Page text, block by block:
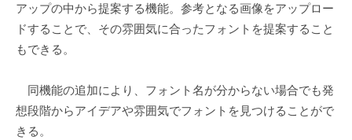
アップの中から提案する機能。参考となる画像をアップロー
ドすることで、その雰囲気に合ったフォントを提案すること
もできる。
同機能の追加により、フォント名が分からない場合でも発
想段階からアイデアや雰囲気でフォントを見つけることがで
きる。